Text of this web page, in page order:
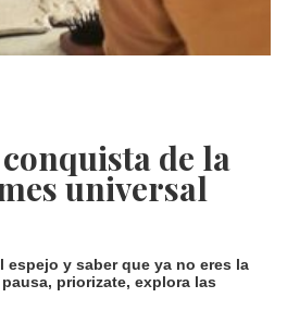
de la
universal
espejo y saber que ya no eres la
priorizate, explora las